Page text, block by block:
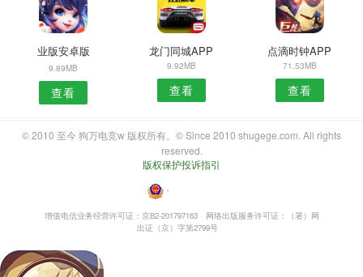
业版安卓版
9.89MB
查看
龙门同城APP
9.92MB
查看
点滴时钟APP
71.53MB
查看
© 2010 至今 狗万电竞w 版权所有。© Since 2010 shugege.com. All rights
reserved.
版权保护投诉指引
・
增值电信业务经营许可证：京B2-201797163
网络出版服务许可证：（署）网
出证（京）字第2799号